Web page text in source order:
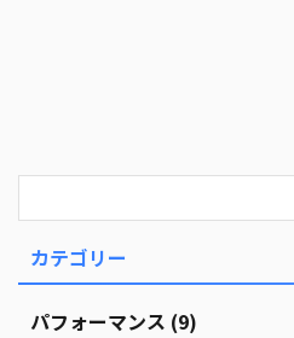
カテゴリー
パフォーマンス (9)